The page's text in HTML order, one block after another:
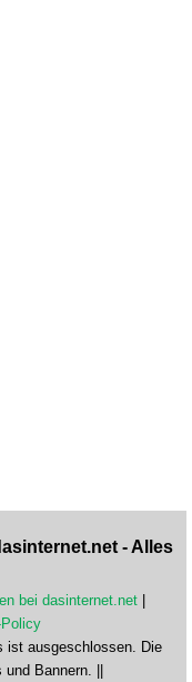
- Alles
bei dasinternet.net
ist ausgeschlossen. Die
Bannern. ||